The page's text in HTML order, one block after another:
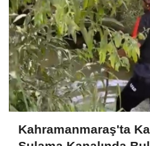
Kahramanmaraş'ta